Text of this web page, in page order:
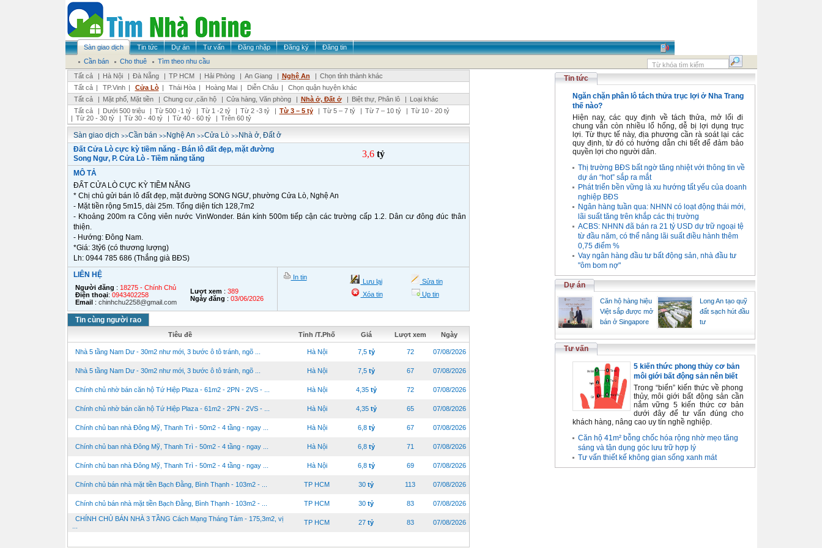
Sàn giao dịch Tin tức Dự án Tư vấn Đăng nhập Đăng ký
Đăng tin
Cần bán
Cho thuê
Tìm theo nhu cầu
Tất cả
| Hà Nội | Đà Nẵng | TP HCM | Hải Phòng | An Giang | Nghệ An | Chọn tỉnh thành khác
Tất cả | TP.Vinh | Cửa Lò | Thái Hòa | Hoàng Mai | Diễn Châu |
Chọn quận huyện khác
Tất cả
| Mặt phố, Mặt tiền | Chung cư ,căn hộ | Cửa hàng, Văn phòng | Nhà ở, Đất ở | Biệt thự, Phân lô | Loại khác
Tất cả
| Dưới 500 triệu | Từ 500 -1 tỷ | Từ 1 -2 tỷ | Từ 2 -3 tỷ | Từ 3 – 5 tỷ | Từ 5 – 7 tỷ | Từ 7 – 10 tỷ | Từ 10 - 20 tỷ
| Từ 20 - 30 tỷ | Từ 30 - 40 tỷ | Từ 40 - 60 tỷ | Trên 60 tỷ
Sàn giao dịch >>Cần bán >>Nghệ An >>Cửa Lò>>Nhà ở, Đất ở
Đất Cửa Lò cực kỳ tiềm năng - Bán lô đất đẹp, mặt đường
Song Ngư, P. Cửa Lò - Tiềm năng tăng
3,6 tỷ
MÔ TẢ
ĐẤT CỬA LÒ CỰC KỲ TIỀM NĂNG
* Chị chủ gửi bán lô đất đẹp, mặt đường SONG NGƯ, phường Cửa Lò, Nghệ An
- Mặt tiền rộng 5m15, dài 25m. Tổng diện tích 128,7m2
- Khoảng 200m ra Công viên nước VinWonder. Bán kính 500m tiếp cận các trường cấp 1.2. Dân cư đông đúc thân
thiện.
- Hướng: Đông Nam.
*Giá: 3tỷ6 (có thương lượng)
Lh: 0944 785 686 (Thắng già BĐS)
LIÊN HỆ
Người đăng : 18275 - Chính Chủ
Điện thoại: 0943402258
Email: chinhchu2258@gmail.com
Lượt xem: 389
Ngày đăng : 03/06/2026
In tin
Lưu lại
Sửa tin
Xóa tin
Up tin
Tin cùng người rao
Tiêu đề Tỉnh /T.Phố Giá Lượt xem Ngày
Nhà 5 tầng Nam Dư - 30m2 như mới, 3 bước ô tô tránh, ngõ ... Hà Nội 7,5 tỷ 72 07/08/2026
Nhà 5 tầng Nam Dư - 30m2 như mới, 3 bước ô tô tránh, ngõ ... Hà Nội 7,5 tỷ 67 07/08/2026
Chính chủ nhờ bán căn hộ Tứ Hiệp Plaza - 61m2 - 2PN - 2VS - ... Hà Nội 4,35 tỷ 72 07/08/2026
Chính chủ nhờ bán căn hộ Tứ Hiệp Plaza - 61m2 - 2PN - 2VS - ... Hà Nội 4,35 tỷ 65 07/08/2026
Chính chủ ban nhà Đông Mỹ, Thanh Trì - 50m2 - 4 tầng - ngay ... Hà Nội 6,8 tỷ 67 07/08/2026
Chính chủ ban nhà Đông Mỹ, Thanh Trì - 50m2 - 4 tầng - ngay ... Hà Nội 6,8 tỷ 71 07/08/2026
Chính chủ ban nhà Đông Mỹ, Thanh Trì - 50m2 - 4 tầng - ngay ... Hà Nội 6,8 tỷ 69 07/08/2026
Chính chủ bán nhà mặt tiền Bạch Đằng, Bình Thạnh - 103m2 - ... TP HCM 30 tỷ 113 07/08/2026
Chính chủ bán nhà mặt tiền Bạch Đằng, Bình Thạnh - 103m2 - ... TP HCM 30 tỷ 83 07/08/2026
CHÍNH CHỦ BÁN NHÀ 3 TẦNG Cách Mạng Tháng Tám - 175,3m2, vị
TP HCM 27 tỷ 83 07/08/2026
Tin tức
Ngăn chặn phân lô tách thửa trục lợi ở Nha Trang
thế nào?
Hiện nay, các quy định về tách thửa, mở lối đi
chung vẫn còn nhiều lổ hổng, dễ bị lợi dụng trục
lợi. Từ thực tế này, địa phương cần rà soát lại các
quy định, từ đó có hướng dẫn chi tiết để đảm bảo
quyền lợi cho người dân.
Thị trường BĐS bất ngờ tăng nhiệt với thông tin về
dự án “hot” sắp ra mắt
Phát triển bền vững là xu hướng tất yếu của doanh
nghiệp BĐS
Ngân hàng tuần qua: NHNN có loạt động thái mới,
lãi suất tăng trên khắp các thị trường
ACBS: NHNN đã bán ra 21 tỷ USD dự trữ ngoại tệ
từ đầu năm, có thể nâng lãi suất điều hành thêm
0,75 điểm %
Vay ngân hàng đầu tư bất động sản, nhà đầu tư
"ôm bom nợ"
Dự án
Căn hộ hàng hiệu
Việt sắp được mở
bán ở Singapore
Long An tạo quỹ
đất sạch hút đầu
tư
Tư vấn
5 kiến thức phong thủy cơ bản
môi giới bất động sản nên biết
Trong “biển” kiến thức về phong
thủy, môi giới bất động sản cần
nắm vững 5 kiến thức cơ bản
dưới đây để tư vấn đúng cho
khách hàng, nâng cao uy tín nghề nghiệp.
Căn hộ 41m² bỗng chốc hóa rộng nhờ mẹo tăng
sáng và tận dụng góc lưu trữ hợp lý
Tư vấn thiết kế không gian sống xanh mát